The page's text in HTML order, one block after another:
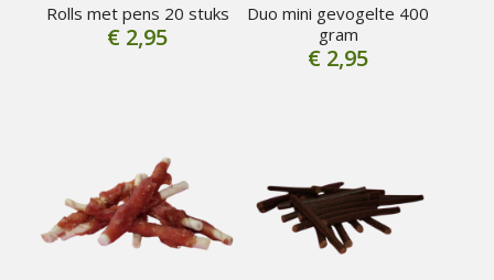
Rolls met pens 20 stuks
€ 2,95
Duo mini gevogelte 400
gram
€ 2,95